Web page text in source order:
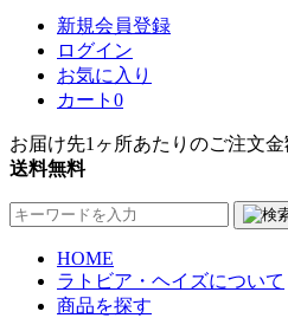
新規会員登録
ログイン
お気に入り
カート 0
お届け先1ヶ所あたりのご注文金
送料無料
HOME
ラトビア・ヘイズについて
商品を探す